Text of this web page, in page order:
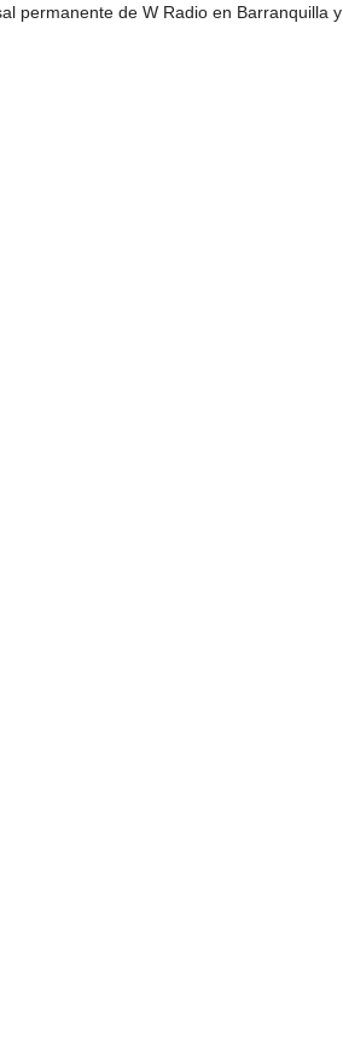
permanente de W Radio en Barranquilla y